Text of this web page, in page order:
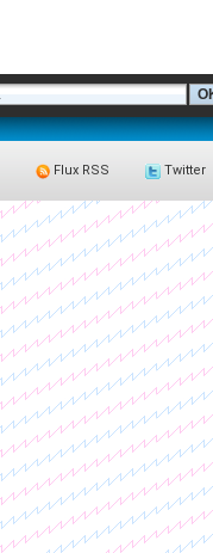
Flux RSS Twitter